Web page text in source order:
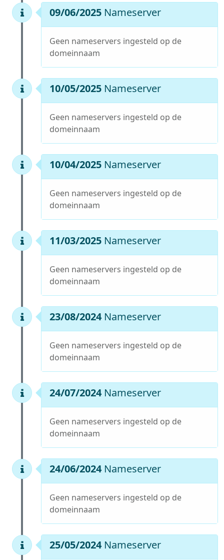
09/06/2025 Nameserver
Geen nameservers ingesteld op de
domeinnaam
10/05/2025 Nameserver
Geen nameservers ingesteld op de
domeinnaam
10/04/2025 Nameserver
Geen nameservers ingesteld op de
domeinnaam
11/03/2025 Nameserver
Geen nameservers ingesteld op de
domeinnaam
23/08/2024 Nameserver
Geen nameservers ingesteld op de
domeinnaam
24/07/2024 Nameserver
Geen nameservers ingesteld op de
domeinnaam
24/06/2024 Nameserver
Geen nameservers ingesteld op de
domeinnaam
25/05/2024 Nameserver